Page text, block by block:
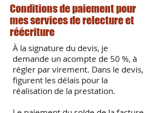
Conditions de paiement pour
mes services de relecture et
réécriture
À la signature du devis, je
demande un acompte de 50 %, à
régler par virement. Dans le devis,
figurent les délais pour la
réalisation de la prestation.